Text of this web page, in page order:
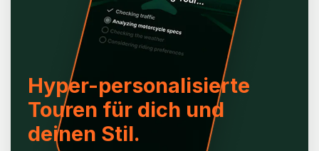
Hyper-personalisierte
Touren für dich und
deinen Stil.